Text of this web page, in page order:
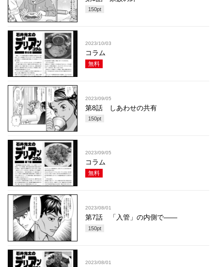
150pt
2023/10/03
コラム
無料
2023/09/05
第8話 しあわせの共有
150pt
2023/09/05
コラム
無料
2023/08/01
第7話 「入管」の内側で――
150pt
2023/08/01